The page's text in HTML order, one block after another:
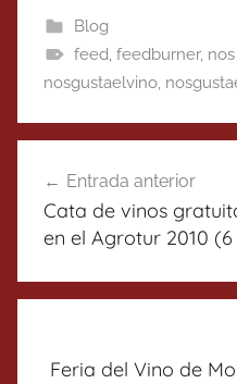
Blog
feed, feedburner,
nosgustaelvino,
de
entradas
Entrada anterior
Cata de vinos
en el Agrotur 2010
Feria del Vino de